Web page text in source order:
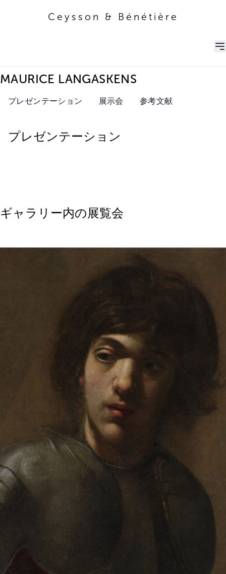
Ceysson & Bénétière
MAURICE LANGASKENS
プレゼンテーション 展示会 参考文献
プレゼンテーション
ギャラリー内の展覧会